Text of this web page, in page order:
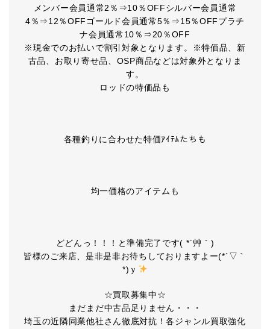
メンバー会員通常2％⇒10％OFFシルバー会員通常
4％⇒12％OFFゴールド会員通常5％⇒15％OFFプラチ
ナ会員通常10％⇒20％OFF
※現金でのお払いで割引対象となります。※特価品、新
古品、お取り寄せ品、OSP商品などは対象外となりま
す。
ロッドの特価品も
各種釣りに合わせた特価ｱｲﾃﾑたちも
均一価格のアイテムも
どどんっ！！！と準備完了です( *´艸｀)
皆様のご来店、是非是非お待ちしておりますよー(*´▽｀
*)ｙ
☆買取募集中☆
まだまだ中古品足りません・・・
埼玉の近隣同業他社さん徹底対抗！各ジャンル買取強化